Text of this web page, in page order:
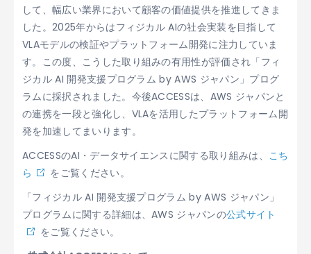
して、幅広い業界において顧客の価値提供を推進してきま
した。2025年からはフィジカル AIの社会実装を目指して
VLAモデルの検証やプラットフォーム開発に注力していま
す。この度、こうした取り組みの有用性が評価され「フィ
ジカル AI 開発支援プログラム by AWS ジャパン」プログ
ラムに採択されました。今後ACCESSは、AWS ジャパンと
の連携を一段と強化し、VLAを活用したプラットフォーム開
発を加速してまいります。
ACCESSのAI・データサイエンスに関する取り組みは、 こち
ら
をご覧ください。
「フィジカル AI 開発支援プログラム by AWS ジャパン」
プログラムに関する詳細は、AWS ジャパンの公式サイト
をご覧ください。